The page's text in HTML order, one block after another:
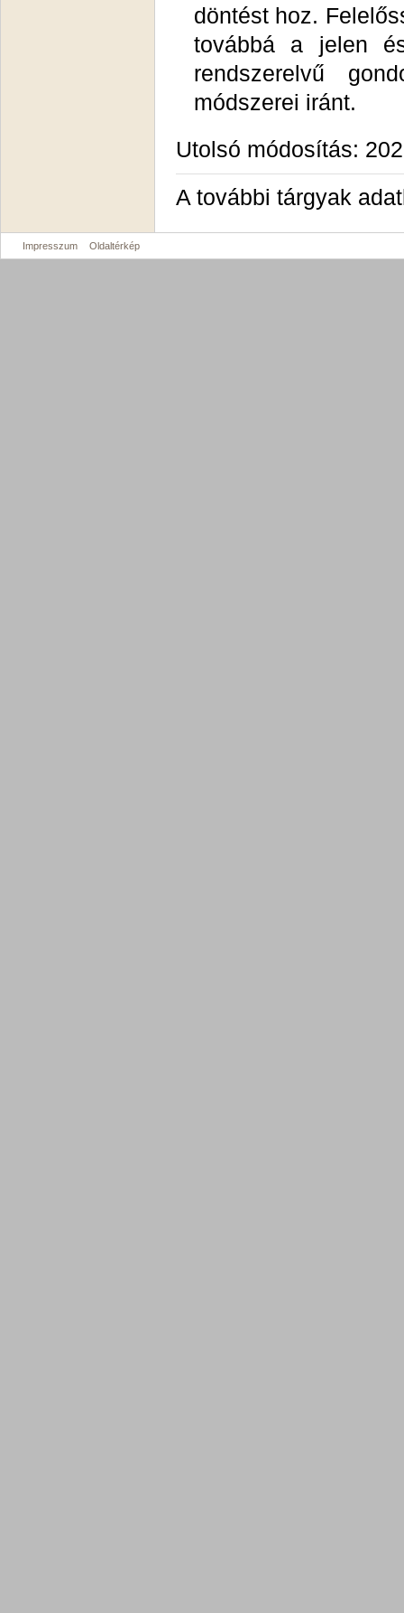
döntést hoz.
továbbá a jelen
rendszerelvű
módszerei iránt.
Utolsó módosítás:
A további tárgyak
Impresszum Oldaltérkép